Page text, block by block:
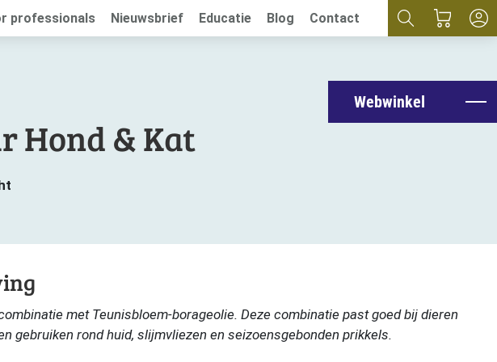
professionals Nieuwsbrief Educatie Blog Contact
Webwinkel
Hond & Kat
met Teunisbloem-borageolie. Deze combinatie past goed bij dieren
gebruiken rond huid, slijmvliezen en seizoensgebonden prikkels.